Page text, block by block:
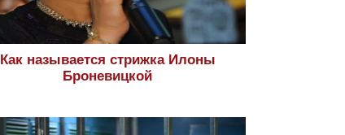
Как называется стрижка Илоны
Броневицкой